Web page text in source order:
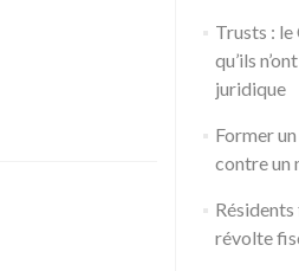
Trusts : le
qu’ils
juridique
Former
contre un
révolte